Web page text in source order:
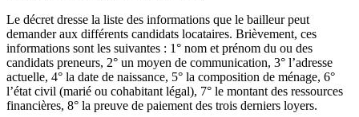
Le décret dresse la liste des informations que le bailleur peut
demander aux différents candidats locataires. Brièvement, ces
informations sont les suivantes : 1° nom et prénom du ou des
candidats preneurs, 2° un moyen de communication, 3° l’adresse
actuelle, 4° la date de naissance, 5° la composition de ménage, 6°
l’état civil (marié ou cohabitant légal), 7° le montant des ressources
financières, 8° la preuve de paiement des trois derniers loyers.